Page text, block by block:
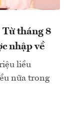
tháng 8
nhập về
liều
nữa trong